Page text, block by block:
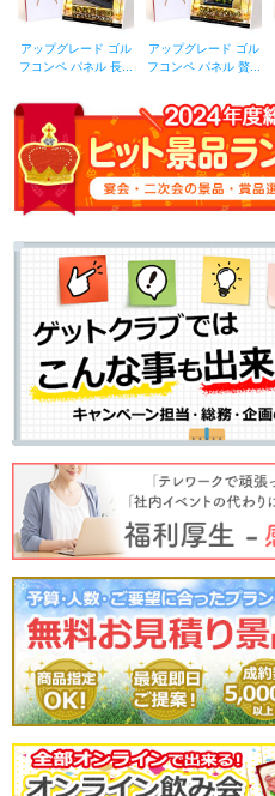
アップグレード ゴル
フコンペ パネル 長...
アップグレード ゴル
フコンペ パネル 贅...